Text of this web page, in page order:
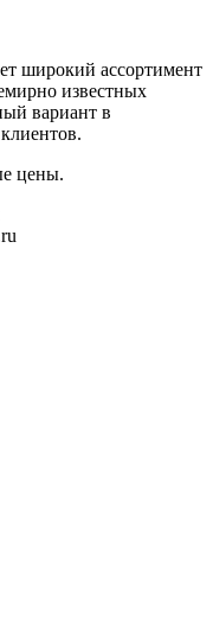
широкий ассортимент
известных
вариант в
цены.